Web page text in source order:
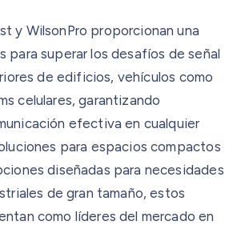
y WilsonPro proporcionan una
para superar los desafíos de señal
de edificios, vehículos como
celulares, garantizando
efectiva en cualquier
para espacios compactos
diseñadas para necesidades
de gran tamaño, estos
como líderes del mercado en